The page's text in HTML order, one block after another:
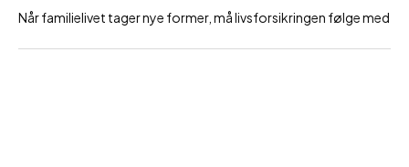
Når familielivet tager nye former, må livsforsikringen følge med